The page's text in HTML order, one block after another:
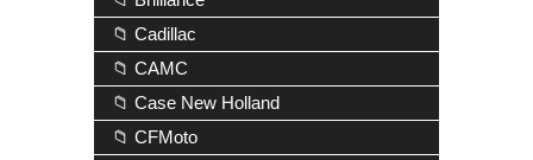
📁 Cadillac
📁 CAMC
📁 Case New Holland
📁 CFMoto